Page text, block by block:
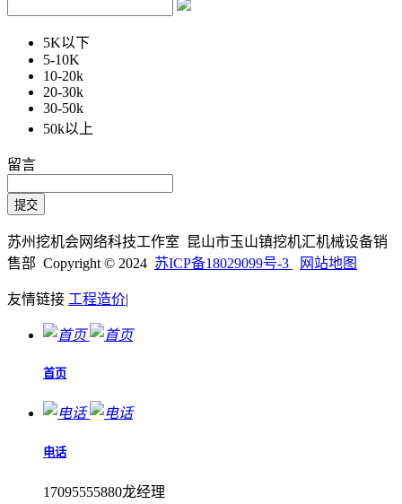
5K以下
5-10K
10-20k
20-30k
30-50k
50k以上
留言
苏州挖机会网络科技工作室 昆山市玉山镇挖机汇机械设备销
售部 Copyright © 2024 苏ICP备18029099号-3 网站地图
友情链接 工程造价|
首页
电话
17095555880龙经理